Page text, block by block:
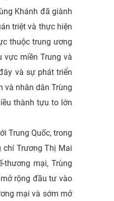
Khánh đã giành
triệt và thực hiện
thuộc trung ương
vực miền Trung và
và sự phát triển
và nhân dân Trùng
thành tựu to lớn
Trung Quốc, trong
chí Trương Thị Mai
mại, Trùng
rộng đầu tư vào
mại và sớm mở